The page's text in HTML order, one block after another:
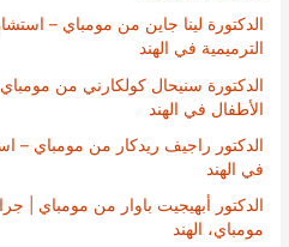
الدكتورة لينا جاين من مومباي –
الترميمية في الهند
الدكتورة سنيحال كولكارني من
الأطفال في الهند
الدكتور راجيف ريدكار من مومباي –
في الهند
الدكتور أبهيجيت باوار من مومباي |
مومباي، الهند